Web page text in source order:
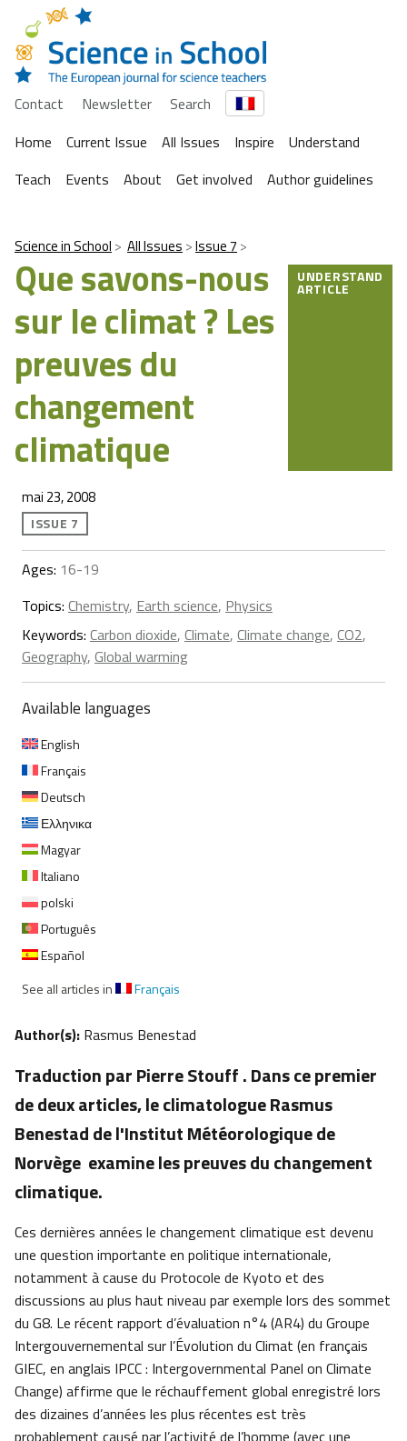
Contact Newsletter
Search
Home
Current Issue All Issues Inspire
Understand
Teach
Events About Get involved Author guidelines
Science in School All Issues Issue 7
Que savons-nous
sur le climat ? Les
preuves du
changement
climatique
UNDERSTAND
ARTICLE
mai 23, 2008
ISSUE 7
Ages: 16-19
Topics: Chemistry, Earth science, Physics
Keywords: Carbon dioxide, Climate, Climate change, CO2,
Geography, Global warming
Available languages
English
Français
Deutsch
Ελληνικα
Magyar
Italiano
polski
Português
Español
See all articles in
Français
Author(s): Rasmus Benestad
Traduction par Pierre Stouff . Dans ce premier
de deux articles, le climatologue Rasmus
Benestad de l'Institut Météorologique de
Norvège examine les preuves du changement
climatique.
Ces dernières années le changement climatique est devenu
une question importante en politique internationale,
notamment à cause du Protocole de Kyoto et des
discussions au plus haut niveau par exemple lors des sommet
du G8. Le récent rapport d’évaluation n°4 (AR4) du Groupe
Intergouvernemental sur l’Évolution du Climat (en français
GIEC, en anglais IPCC : Intergovernmental Panel on Climate
Change) affirme que le réchauffement global enregistré lors
des dizaines d’années les plus récentes est très
probablement causé par l’activité de l’homme (avec une